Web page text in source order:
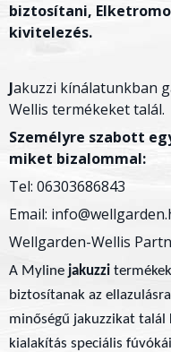
biztosítani,
kivitelezés.
Jakuzzi kínálatunkban
Wellis termékeket talál.
Személyre szabott
miket bizalommal:
Tel: 06303686843
Email:
Wellgarden-Wellis
A Myline jakuzzi
biztosítanak az
minőségű jakuzzikat talál
kialakítás speciális